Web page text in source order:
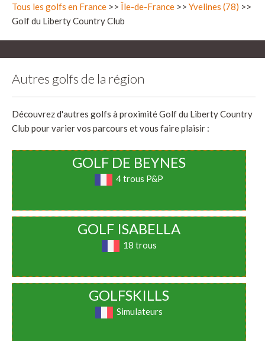
Tous les golfs en France >> Île-de-France >> Yvelines (78) >>
Golf du Liberty Country Club
Autres golfs de la région
Découvrez d'autres golfs à proximité Golf du Liberty Country
Club pour varier vos parcours et vous faire plaisir :
GOLF DE BEYNES
4 trous P&P
GOLF ISABELLA
18 trous
GOLFSKILLS
Simulateurs